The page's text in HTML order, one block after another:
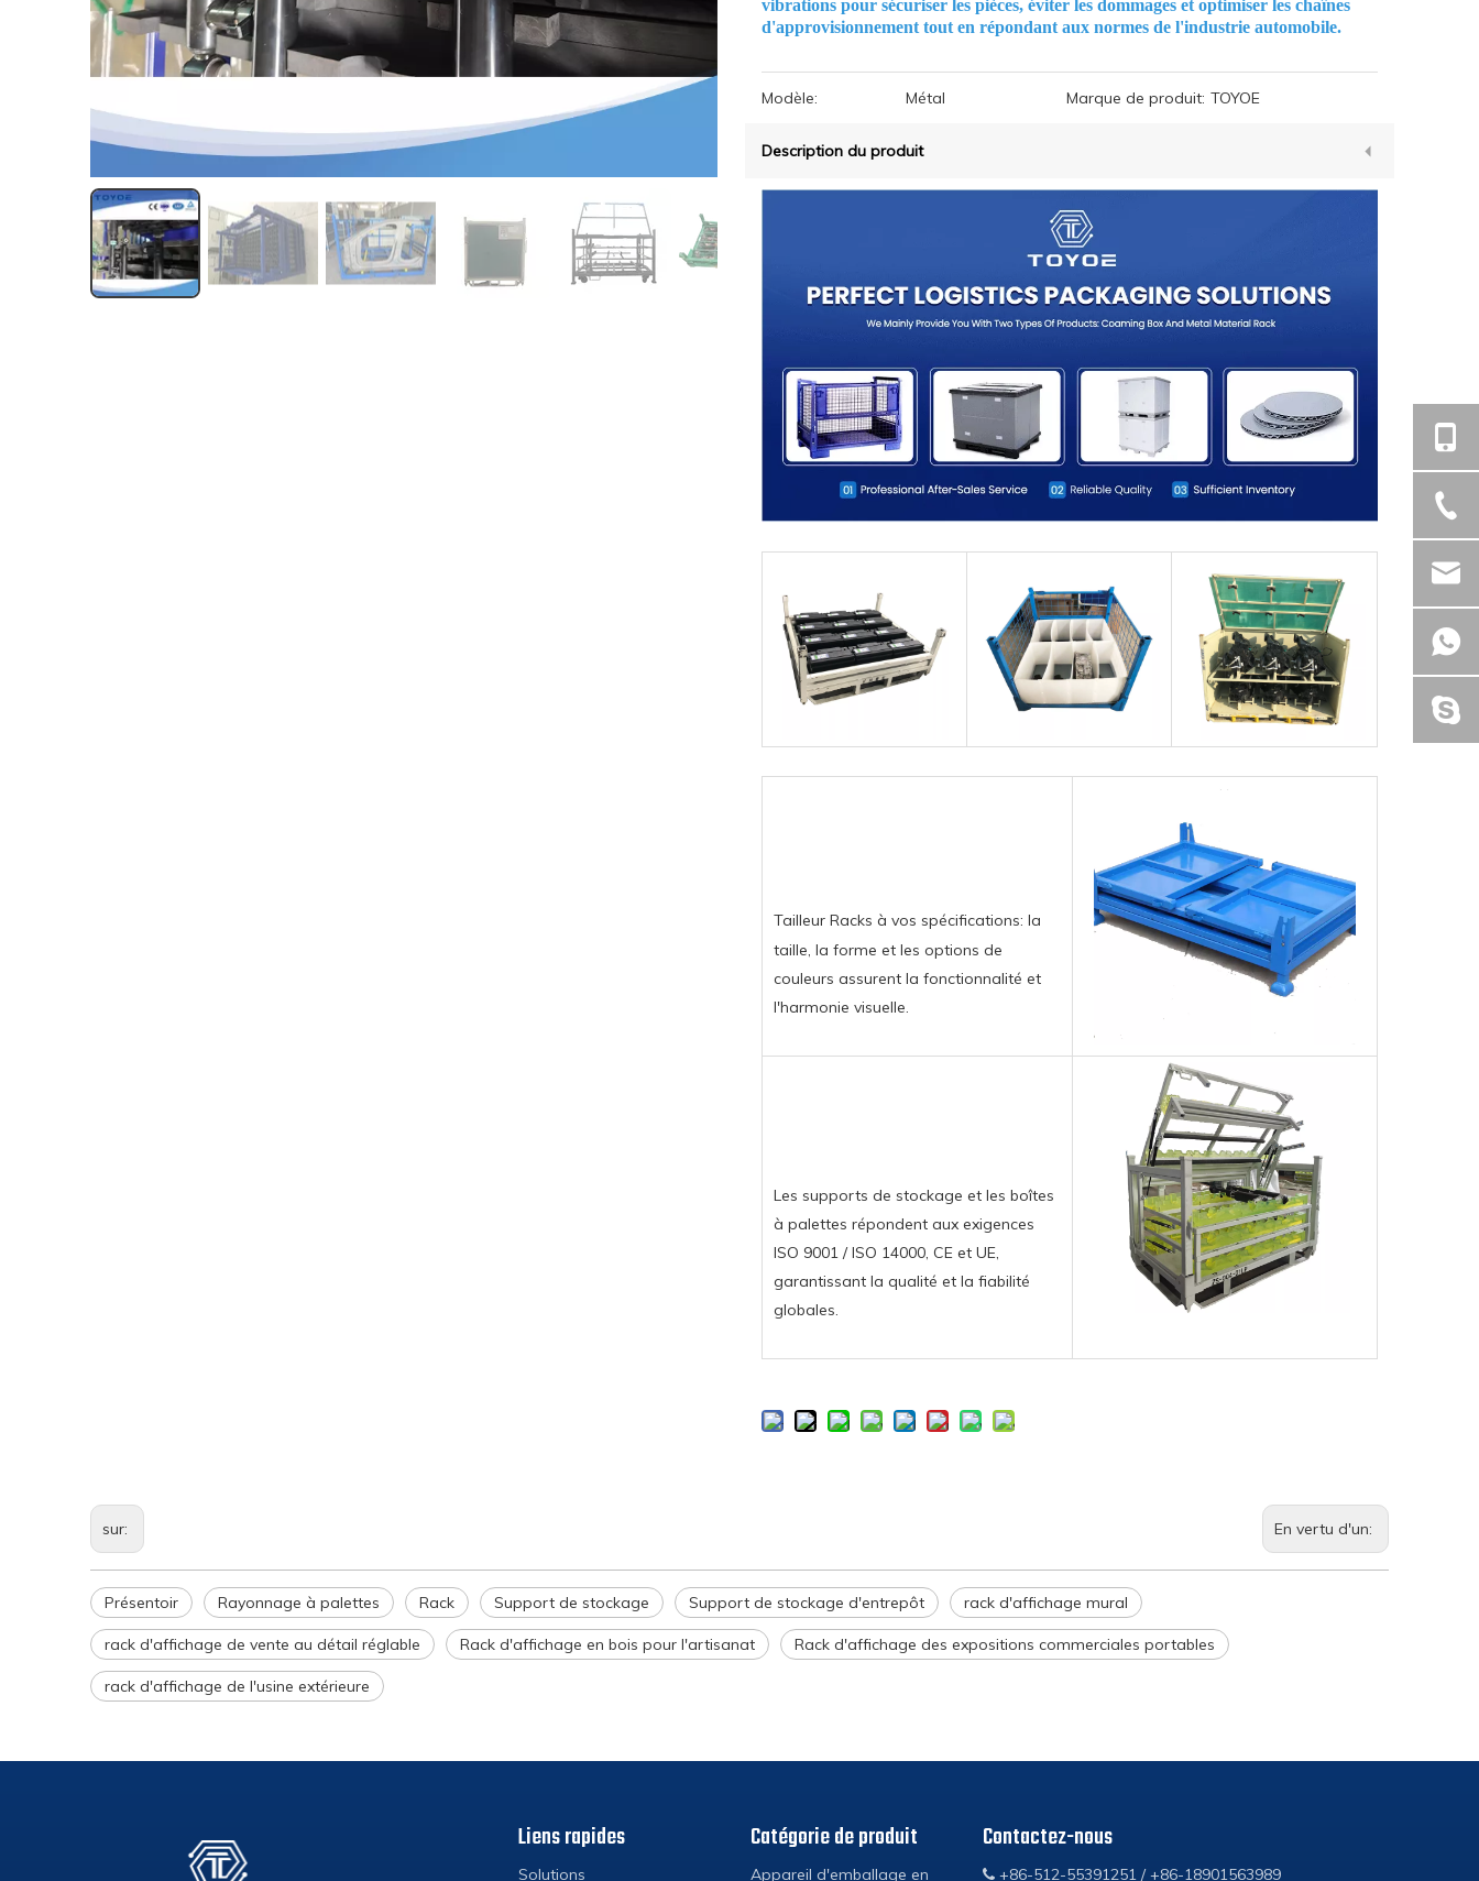
vibrations pour sécuriser les pièces, éviter les dommages et optimiser les chaînes
d'approvisionnement tout en répondant aux normes de l'industrie automobile.
Modèle: Métal Marque de produit: TOYOE
Description du produit
Tailleur Racks à vos spécifications: la
taille, la forme et les options de
couleurs assurent la fonctionnalité et
l'harmonie visuelle.
Les supports de stockage et les boîtes
à palettes répondent aux exigences
ISO 9001 / ISO 14000, CE et UE,
garantissant la qualité et la fiabilité
globales.
sur: En vertu d'un:
Présentoir Rayonnage à palettes Rack Support de stockage Support de stockage d'entrepôt rack d'affichage mural
rack d'affichage de vente au détail réglable Rack d'affichage en bois pour l'artisanat Rack d'affichage des expositions commerciales portables
rack d'affichage de l'usine extérieure
Liens rapides
Solutions
Catégorie de produit
Appareil d'emballage en
Contactez-nous
+86-512-55391251 / +86-18901563989